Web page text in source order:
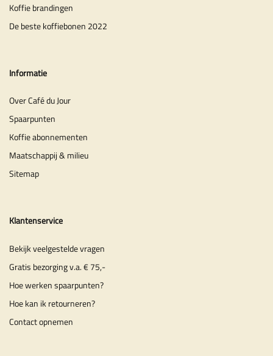
Koffie brandingen
De beste koffiebonen 2022
Informatie
Over Café du Jour
Spaarpunten
Koffie abonnementen
Maatschappij & milieu
Sitemap
Klantenservice
Bekijk veelgestelde vragen
Gratis bezorging v.a. € 75,-
Hoe werken spaarpunten?
Hoe kan ik retourneren?
Contact opnemen